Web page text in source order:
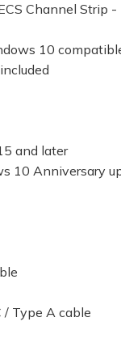
Channel Strip -
10
and later
10 Anniversary
/ Type A cable